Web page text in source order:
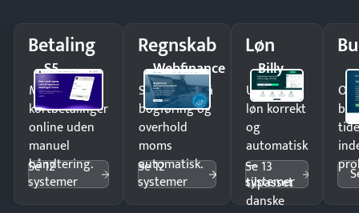
Betaling
S5
Modtag
kortbetalinger
online uden
manuel
håndtering.
Se 12
systemer
Regnskab
Webfinance
Spar timer på
bogføring og
overhold
moms
automatisk.
Se 12
systemer
Løn
Billy
Udbetal
løn korrekt
og
automatisk
—
tilpasset
danske
Se 13
systemer